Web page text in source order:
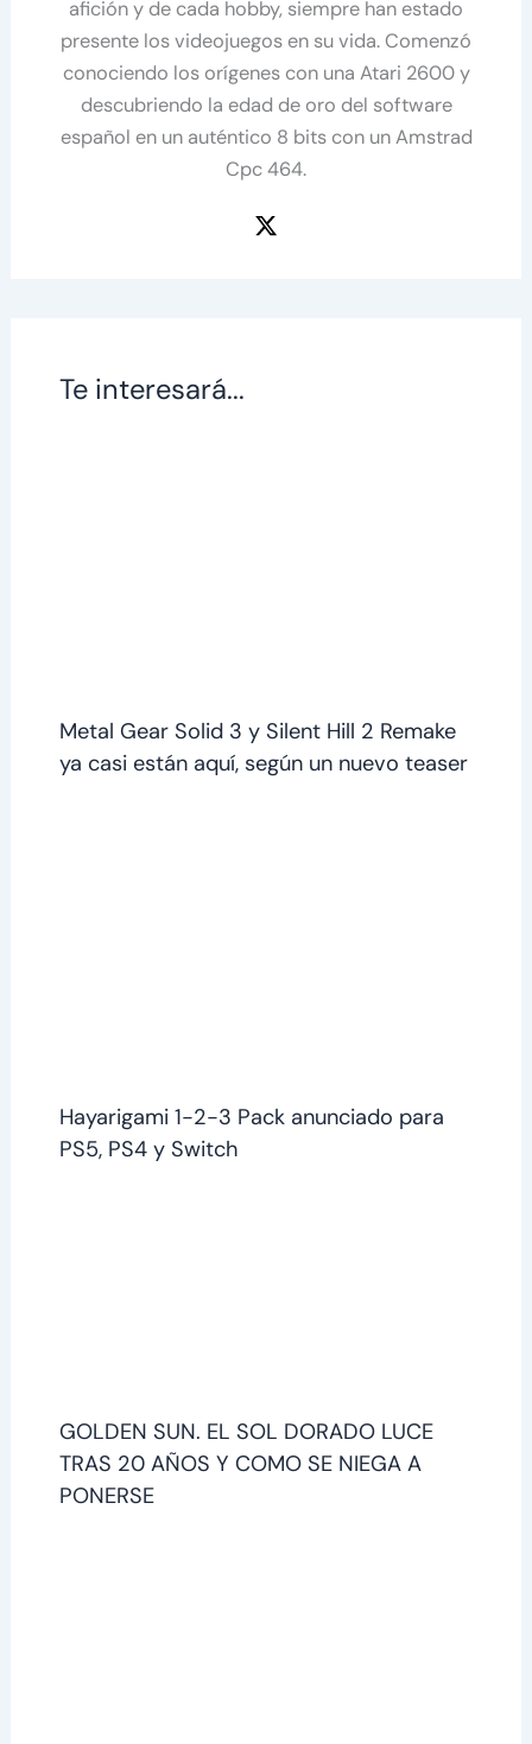
afición y de cada hobby, siempre han estado
presente los videojuegos en su vida. Comenzó
conociendo los orígenes con una Atari 2600 y
descubriendo la edad de oro del software
español en un auténtico 8 bits con un Amstrad
Cpc 464.
Te interesará...
Metal Gear Solid 3 y Silent Hill 2 Remake
ya casi están aquí, según un nuevo teaser
Hayarigami 1-2-3 Pack anunciado para
PS5, PS4 y Switch
GOLDEN SUN. EL SOL DORADO LUCE
TRAS 20 AÑOS Y COMO SE NIEGA A
PONERSE